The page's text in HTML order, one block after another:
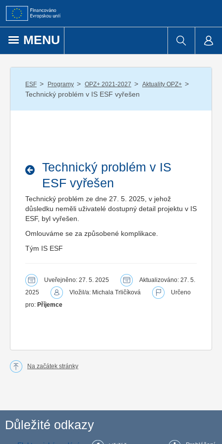
Přejít k obsahu
MENU
ESF / Programy / OPZ+ 2021-2027 / Aktuality OPZ+ /
Technický problém v IS ESF vyřešen
Technický problém v IS
ESF vyřešen
Technický problém ze dne 27. 5. 2025, v jehož
důsledku neměli uživatelé dostupný detail projektu v IS
ESF, byl vyřešen.
Omlouváme se za způsobené komplikace.
Tým IS ESF
Uveřejněno: 27. 5. 2025
Aktualizováno: 27. 5.
2025
Vložil/a: Michala Trličíková
Určeno
pro: Příjemce
Na začátek stránky
Důležité odkazy